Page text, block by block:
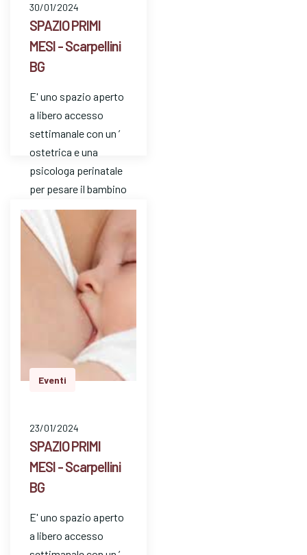
30/01/2024
SPAZIO PRIMI
MESI - Scarpellini
BG
E' uno spazio aperto
a libero accesso
settimanale con un ’
ostetrica e una
psicologa perinatale
per pesare il bambino
e avere risposte a
dom…
Eventi
23/01/2024
SPAZIO PRIMI
MESI - Scarpellini
BG
E' uno spazio aperto
a libero accesso